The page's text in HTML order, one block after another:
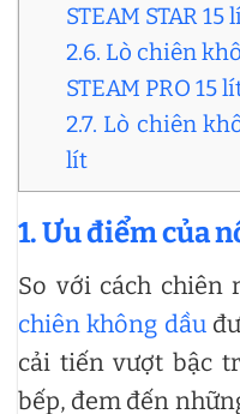
STEAM STAR 15
2.6. Lò chiên
STEAM PRO 15
2.7. Lò chiên
lít
1. Ưu điểm của
So với cách chiên
chiên không dầu
cải tiến vượt bậc
bếp, đem đến